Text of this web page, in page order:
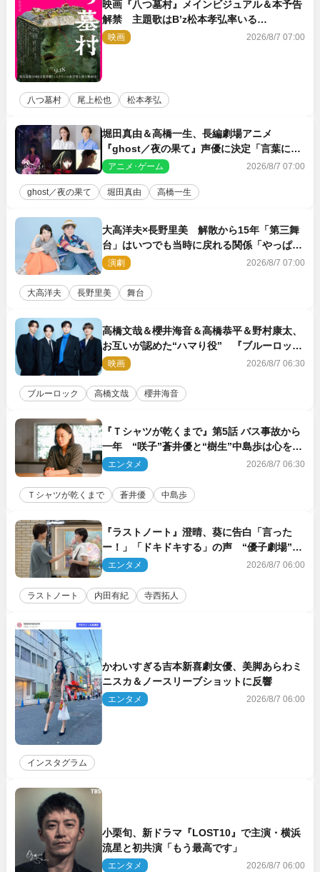
映画『八つ墓村』メインビジュアル＆本予告
解禁 主題歌はB’z松本孝弘率いる
TMG「DOOM」に決定
映画 2026/8/7 07:00
八つ墓村 尾上松也 松本孝弘
堀田真由＆高橋一生、長編劇場アニメ
『ghost／夜の果て』声優に決定「言葉には
できない沢山の感情を思い出しました」
アニメ･ゲーム 2026/8/7 07:00
ghost／夜の果て 堀田真由 高橋一生
大高洋夫×長野里美 解散から15年「第三舞
台」はいつでも当時に戻れる関係「やっぱり
他の方たちとは違います」
演劇 2026/8/7 07:00
大高洋夫 長野里美 舞台
高橋文哉＆櫻井海音＆高橋恭平＆野村康太、
お互いが認めた“ハマり役” 『ブルーロッ
ク』で築いた最高のチームワーク
映画 2026/8/7 06:30
ブルーロック 高橋文哉 櫻井海音
『Ｔシャツが乾くまで』第5話 バス事故から
一年 “咲子”蒼井優と“樹生”中島歩は心を許
しあえる関係に
エンタメ 2026/8/7 06:30
Ｔシャツが乾くまで 蒼井優 中島歩
『ラストノート』澄晴、葵に告白「言った
ー！」「ドキドキする」の声 “優子劇場”も
話題
エンタメ 2026/8/7 06:00
ラストノート 内田有紀 寺西拓人
かわいすぎる吉本新喜劇女優、美脚あらわミ
ニスカ＆ノースリーブショットに反響
エンタメ 2026/8/7 06:00
インスタグラム
小栗旬、新ドラマ『LOST10』で主演・横浜
流星と初共演「もう最高です」
エンタメ 2026/8/7 06:00